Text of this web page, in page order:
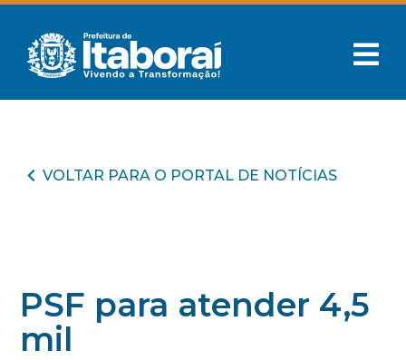
VOLTAR PARA O PORTAL DE NOTÍCIAS
PSF para atender 4,5
mil